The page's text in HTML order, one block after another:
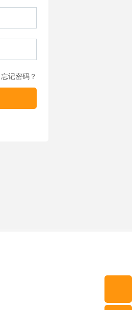
忘记密码？